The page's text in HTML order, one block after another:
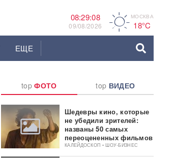
08:29:09
09/08/2026 A МОСКВА
18°C
ЕЩЕ
topФОТО top ВИДЕО
Шедевры кино, которые
не убедили зрителей:
названы 50 самых
переоцененных фильмов
КАЛЕЙДОСКОП • ШОУ-БИЗНЕС